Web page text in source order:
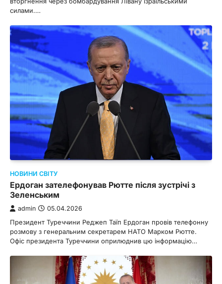
силами.…
НОВИНИ СВІТУ
Ердоган зателефонував Рютте після зустрічі з
Зеленським
admin 05.04.2026
Президент Туреччини Реджеп Таїп Ердоган провів телефонну
розмову з генеральним секретарем НАТО Марком Рютте.
Офіс президента Туреччини оприлюднив цю інформацію…